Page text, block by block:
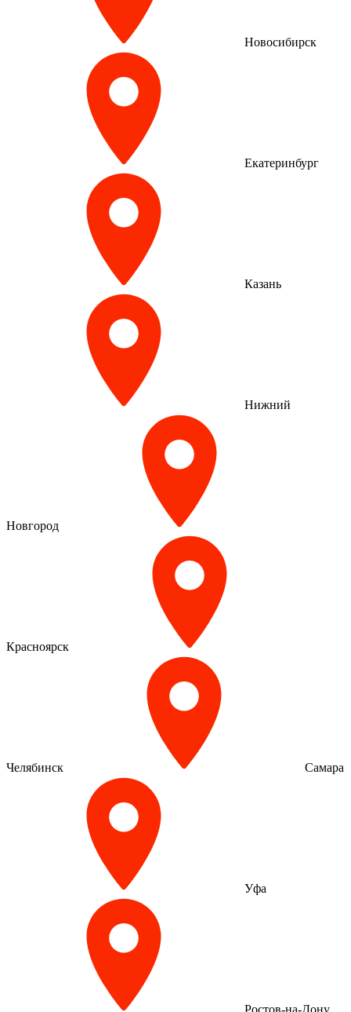
Новосибирск
Екатеринбург
Казань
Нижний
Новгород
Красноярск
Челябинск Самара
Уфа
Ростов-на-Дону